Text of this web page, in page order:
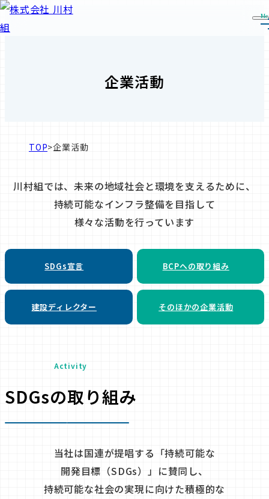
企業活動
TOP>企業活動
川村組では、未来の地域社会と環境を支えるために、
持続可能なインフラ整備を 目指して
様々な活動を行っています
SDGs宣言 BCPへの取り組み
建設ディレクター そのほかの企業活動
Activity
SDGsの取り組み
当社は国連が提唱する 「持続可能な
開発目標（SDGs）」に賛同し、
持続可能な社会の実現に向けた積極的な